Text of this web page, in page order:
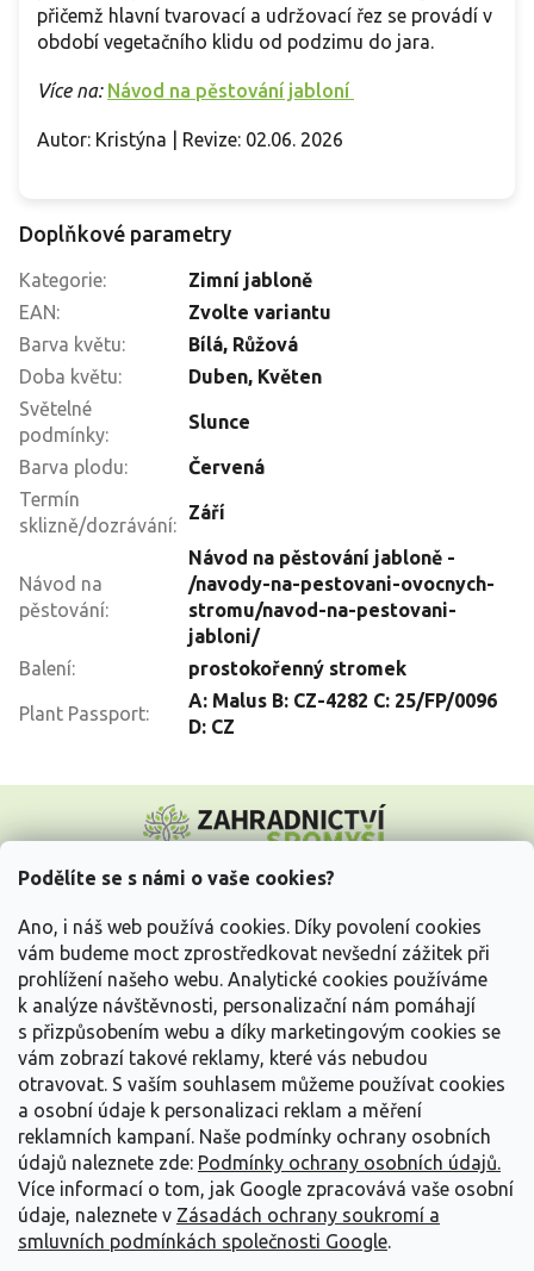
Podělíte se s námi o vaše cookies?
Ano, i náš web používá cookies. Díky povolení cookies
vám budeme moct zprostředkovat nevšední zážitek při
prohlížení našeho webu. Analytické cookies používáme
k analýze návštěvnosti, personalizační nám pomáhají
s přizpůsobením webu a díky marketingovým cookies se
vám zobrazí takové reklamy, které vás nebudou
otravovat. S vaším souhlasem můžeme používat cookies
a osobní údaje k personalizaci reklam a měření
reklamních kampaní. Naše podmínky ochrany osobních
údajů naleznete zde: Podmínky ochrany osobních údajů.
Více informací o tom, jak Google zpracovává vaše osobní
údaje, naleznete v Zásadách ochrany soukromí a
smluvních podmínkách společnosti Google.
přičemž hlavní tvarovací a udržovací řez se provádí v
období vegetačního klidu od podzimu do jara.
Více na: Návod na pěstování jabloní
Autor: Kristýna | Revize: 02.06. 2026
Doplňkové parametry
Kategorie:
Zimní jabloně
EAN:
Zvolte variantu
Barva květu:
Bílá, Růžová
Doba květu:
Duben, Květen
Světelné
podmínky:
Slunce
Barva plodu:
Červená
Termín
sklizně/dozrávání:
Září
Návod na
pěstování:
Návod na pěstování jabloně -
/navody-na-pestovani-ovocnych-
stromu/navod-na-pestovani-
jabloni/
Balení: prostokořenný stromek
Plant Passport:
A: Malus B: CZ-4282 C: 25/FP/0096
D: CZ
p
Vše o nákupu
Informace pro Vás
Kontakujte nás